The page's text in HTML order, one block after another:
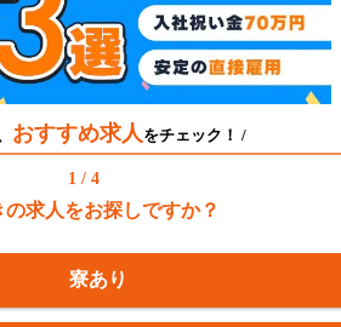
おすすめ求人 をチェック！ /
1 / 4
の求人をお探しですか？
寮あり